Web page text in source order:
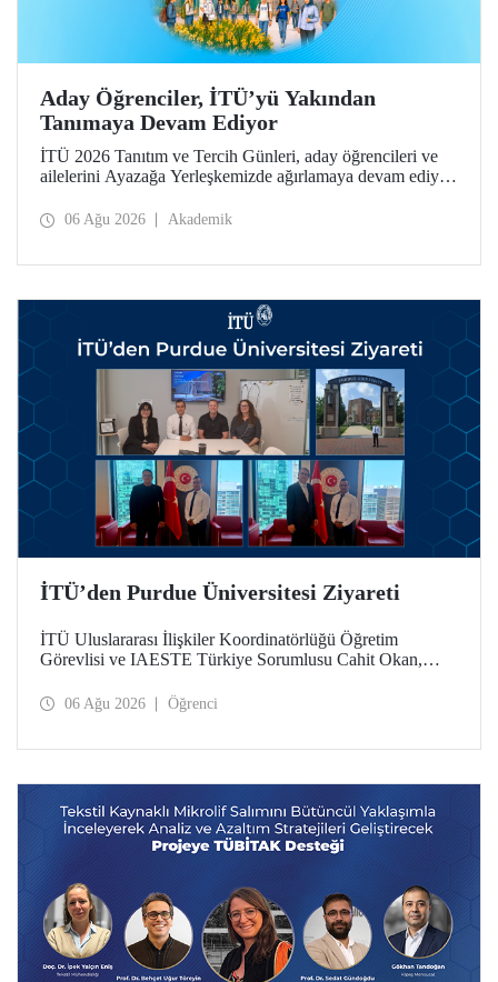
Aday Öğrenciler, İTÜ’yü Yakından
Tanımaya Devam Ediyor
İTÜ 2026 Tanıtım ve Tercih Günleri, aday öğrencileri ve
ailelerini Ayazağa Yerleşkemizde ağırlamaya devam ediyor.
ilgili fakülte ve birimler adaylara bilgi vermeye devam
06 Ağu 2026 Akademik
İTÜ’den Purdue Üniversitesi Ziyareti
İTÜ Uluslararası İlişkiler Koordinatörlüğü Öğretim
Görevlisi ve IAESTE Türkiye Sorumlusu Cahit Okan,
Temmuz tarihlerinde ABD’de dünyanın önde gelen
06 Ağu 2026 Öğrenci